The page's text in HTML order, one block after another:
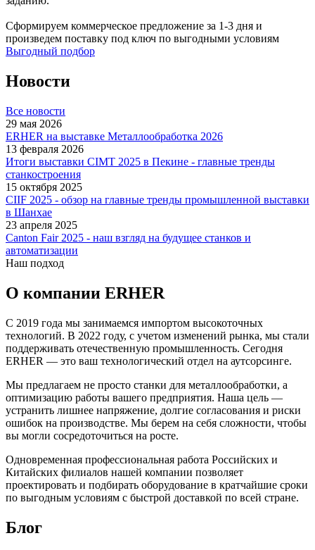
Сформируем коммерческое предложение за 1-3 дня и
произведем поставку под ключ по выгодными условиям
Выгодный подбор
Новости
Все новости
29 мая 2026
ERHER на выставке Металлообработка 2026
13 февраля 2026
Итоги выставки CIMT 2025 в Пекине - главные тренды
станкостроения
15 октября 2025
CIIF 2025 - обзор на главные тренды промышленной выставки
в Шанхае
23 апреля 2025
Canton Fair 2025 - наш взгляд на будущее станков и
автоматизации
Наш подход
О компании ERHER
С 2019 года мы занимаемся импортом высокоточных
технологий. В 2022 году, с учетом изменений рынка, мы стали
поддерживать отечественную промышленность. Сегодня
ERHER — это ваш технологический отдел на аутсорсинге.
Мы предлагаем не просто станки для металлообработки, а
оптимизацию работы вашего предприятия. Наша цель —
устранить лишнее напряжение, долгие согласования и риски
ошибок на производстве. Мы берем на себя сложности, чтобы
вы могли сосредоточиться на росте.
Одновременная профессиональная работа Российских и
Китайских филиалов нашей компании позволяет
проектировать и подбирать оборудование в кратчайшие сроки
по выгодным условиям с быстрой доставкой по всей стране.
Блог